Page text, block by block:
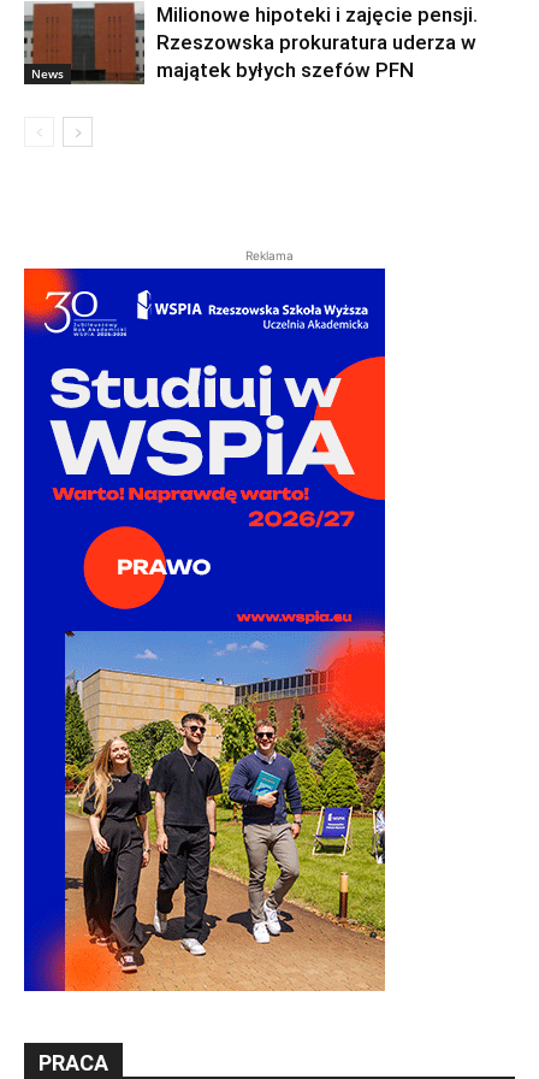
News
Milionowe hipoteki i zajęcie pensji.
Rzeszowska prokuratura uderza w
majątek byłych szefów PFN
Reklama
PRACA